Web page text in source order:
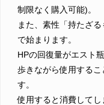
制限なく購入可能)。
また、素性「持たざ
で始まります。
HPの回復量がエスト
歩きながら使用する
す。
使用すると消費してし